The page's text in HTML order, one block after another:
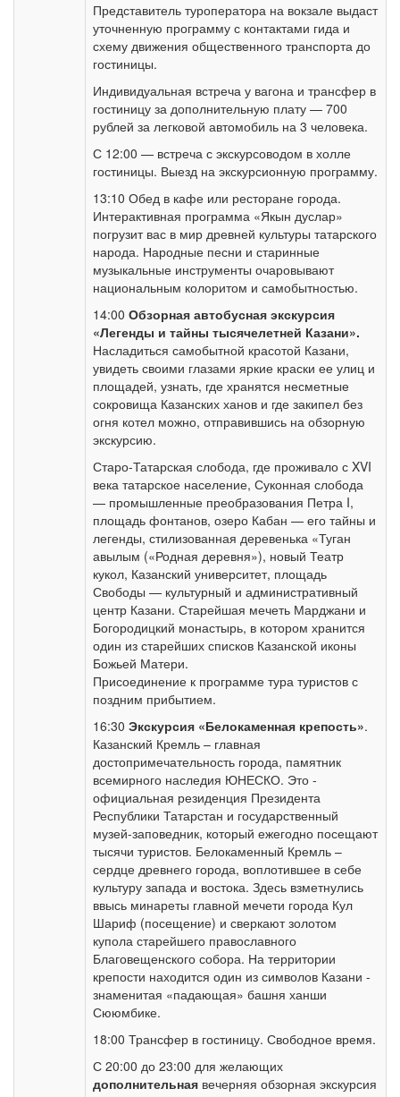
Представитель туроператора на вокзале выдаст
уточненную программу с контактами гида и
схему движения общественного транспорта до
гостиницы.
Индивидуальная встреча у вагона и трансфер в
гостиницу за дополнительную плату — 700
рублей за легковой автомобиль на 3 человека.
С 12:00 — встреча с экскурсоводом в холле
гостиницы. Выезд на экскурсионную программу.
13:10 Обед в кафе или ресторане города.
Интерактивная программа «Якын дуслар»
погрузит вас в мир древней культуры татарского
народа. Народные песни и старинные
музыкальные инструменты очаровывают
национальным колоритом и самобытностью.
14:00 Обзорная автобусная экскурсия
«Легенды и тайны тысячелетней Казани».
Насладиться самобытной красотой Казани,
увидеть своими глазами яркие краски ее улиц и
площадей, узнать, где хранятся несметные
сокровища Казанских ханов и где закипел без
огня котел можно, отправившись на обзорную
экскурсию.
Старо-Татарская слобода, где проживало с XVI
века татарское население, Суконная слобода
— промышленные преобразования Петра I,
площадь фонтанов, озеро Кабан — его тайны и
легенды, стилизованная деревенька «Туган
авылым («Родная деревня»), новый Театр
кукол, Казанский университет, площадь
Свободы — культурный и административный
центр Казани. Старейшая мечеть Марджани и
Богородицкий монастырь, в котором хранится
один из старейших списков Казанской иконы
Божьей Матери.
Присоединение к программе тура туристов с
поздним прибытием.
16:30 Экскурсия «Белокаменная крепость».
Казанский Кремль – главная
достопримечательность города, памятник
всемирного наследия ЮНЕСКО. Это -
официальная резиденция Президента
Республики Татарстан и государственный
музей-заповедник, который ежегодно посещают
тысячи туристов. Белокаменный Кремль –
сердце древнего города, воплотившее в себе
культуру запада и востока. Здесь взметнулись
ввысь минареты главной мечети города Кул
Шариф (посещение) и сверкают золотом
купола старейшего православного
Благовещенского собора. На территории
крепости находится один из символов Казани -
знаменитая «падающая» башня ханши
Сююмбике.
18:00 Трансфер в гостиницу. Свободное время.
С 20:00 до 23:00 для желающих
дополнительная вечерняя обзорная экскурсия